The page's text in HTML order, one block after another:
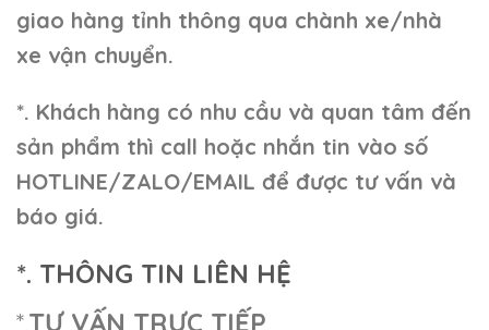
giao hàng tỉnh thông qua chành xe/nhà
xe vận chuyển.
*. Khách hàng có nhu cầu và quan tâm đến
sản phẩm thì call hoặc nhắn tin vào số
HOTLINE/ZALO/EMAIL để được tư vấn và
báo giá.
*. THÔNG TIN LIÊN HỆ
*.TƯ VẤN TRỰC TIẾP